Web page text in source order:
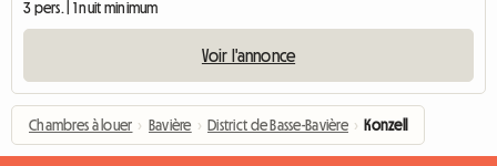
3 pers. | 1 nuit minimum
Voir l'annonce
Chambres à louer › Bavière › District de Basse-Bavière › Konzell